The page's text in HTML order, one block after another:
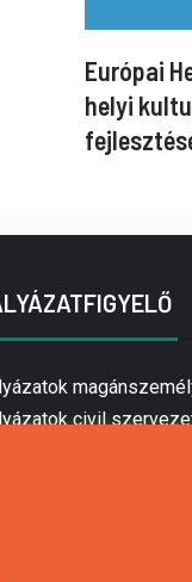
Európai
helyi
civil